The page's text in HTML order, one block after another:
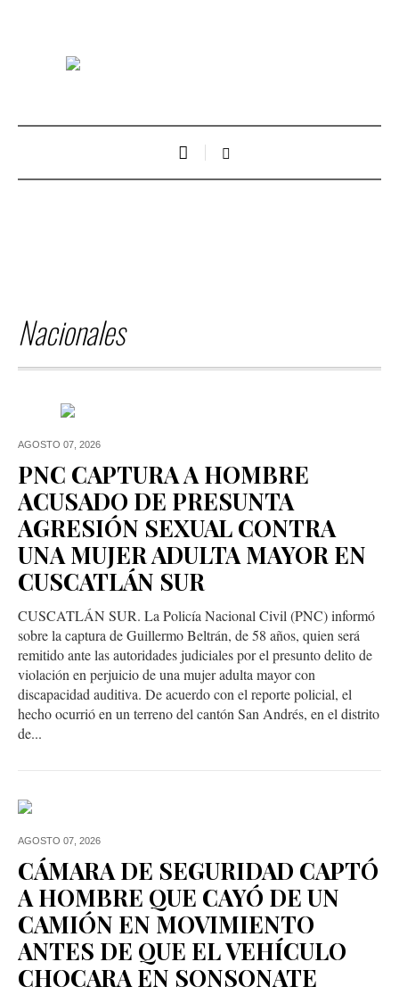
Nacionales
AGOSTO 07, 2026
PNC CAPTURA A HOMBRE
ACUSADO DE PRESUNTA
AGRESIÓN SEXUAL CONTRA
UNA MUJER ADULTA MAYOR EN
CUSCATLÁN SUR
CUSCATLÁN SUR. La Policía Nacional Civil (PNC) informó
sobre la captura de Guillermo Beltrán, de 58 años, quien será
remitido ante las autoridades judiciales por el presunto delito de
violación en perjuicio de una mujer adulta mayor con
discapacidad auditiva. De acuerdo con el reporte policial, el
hecho ocurrió en un terreno del cantón San Andrés, en el distrito
de...
AGOSTO 07, 2026
CÁMARA DE SEGURIDAD CAPTÓ
A HOMBRE QUE CAYÓ DE UN
CAMIÓN EN MOVIMIENTO
ANTES DE QUE EL VEHÍCULO
CHOCARA EN SONSONATE